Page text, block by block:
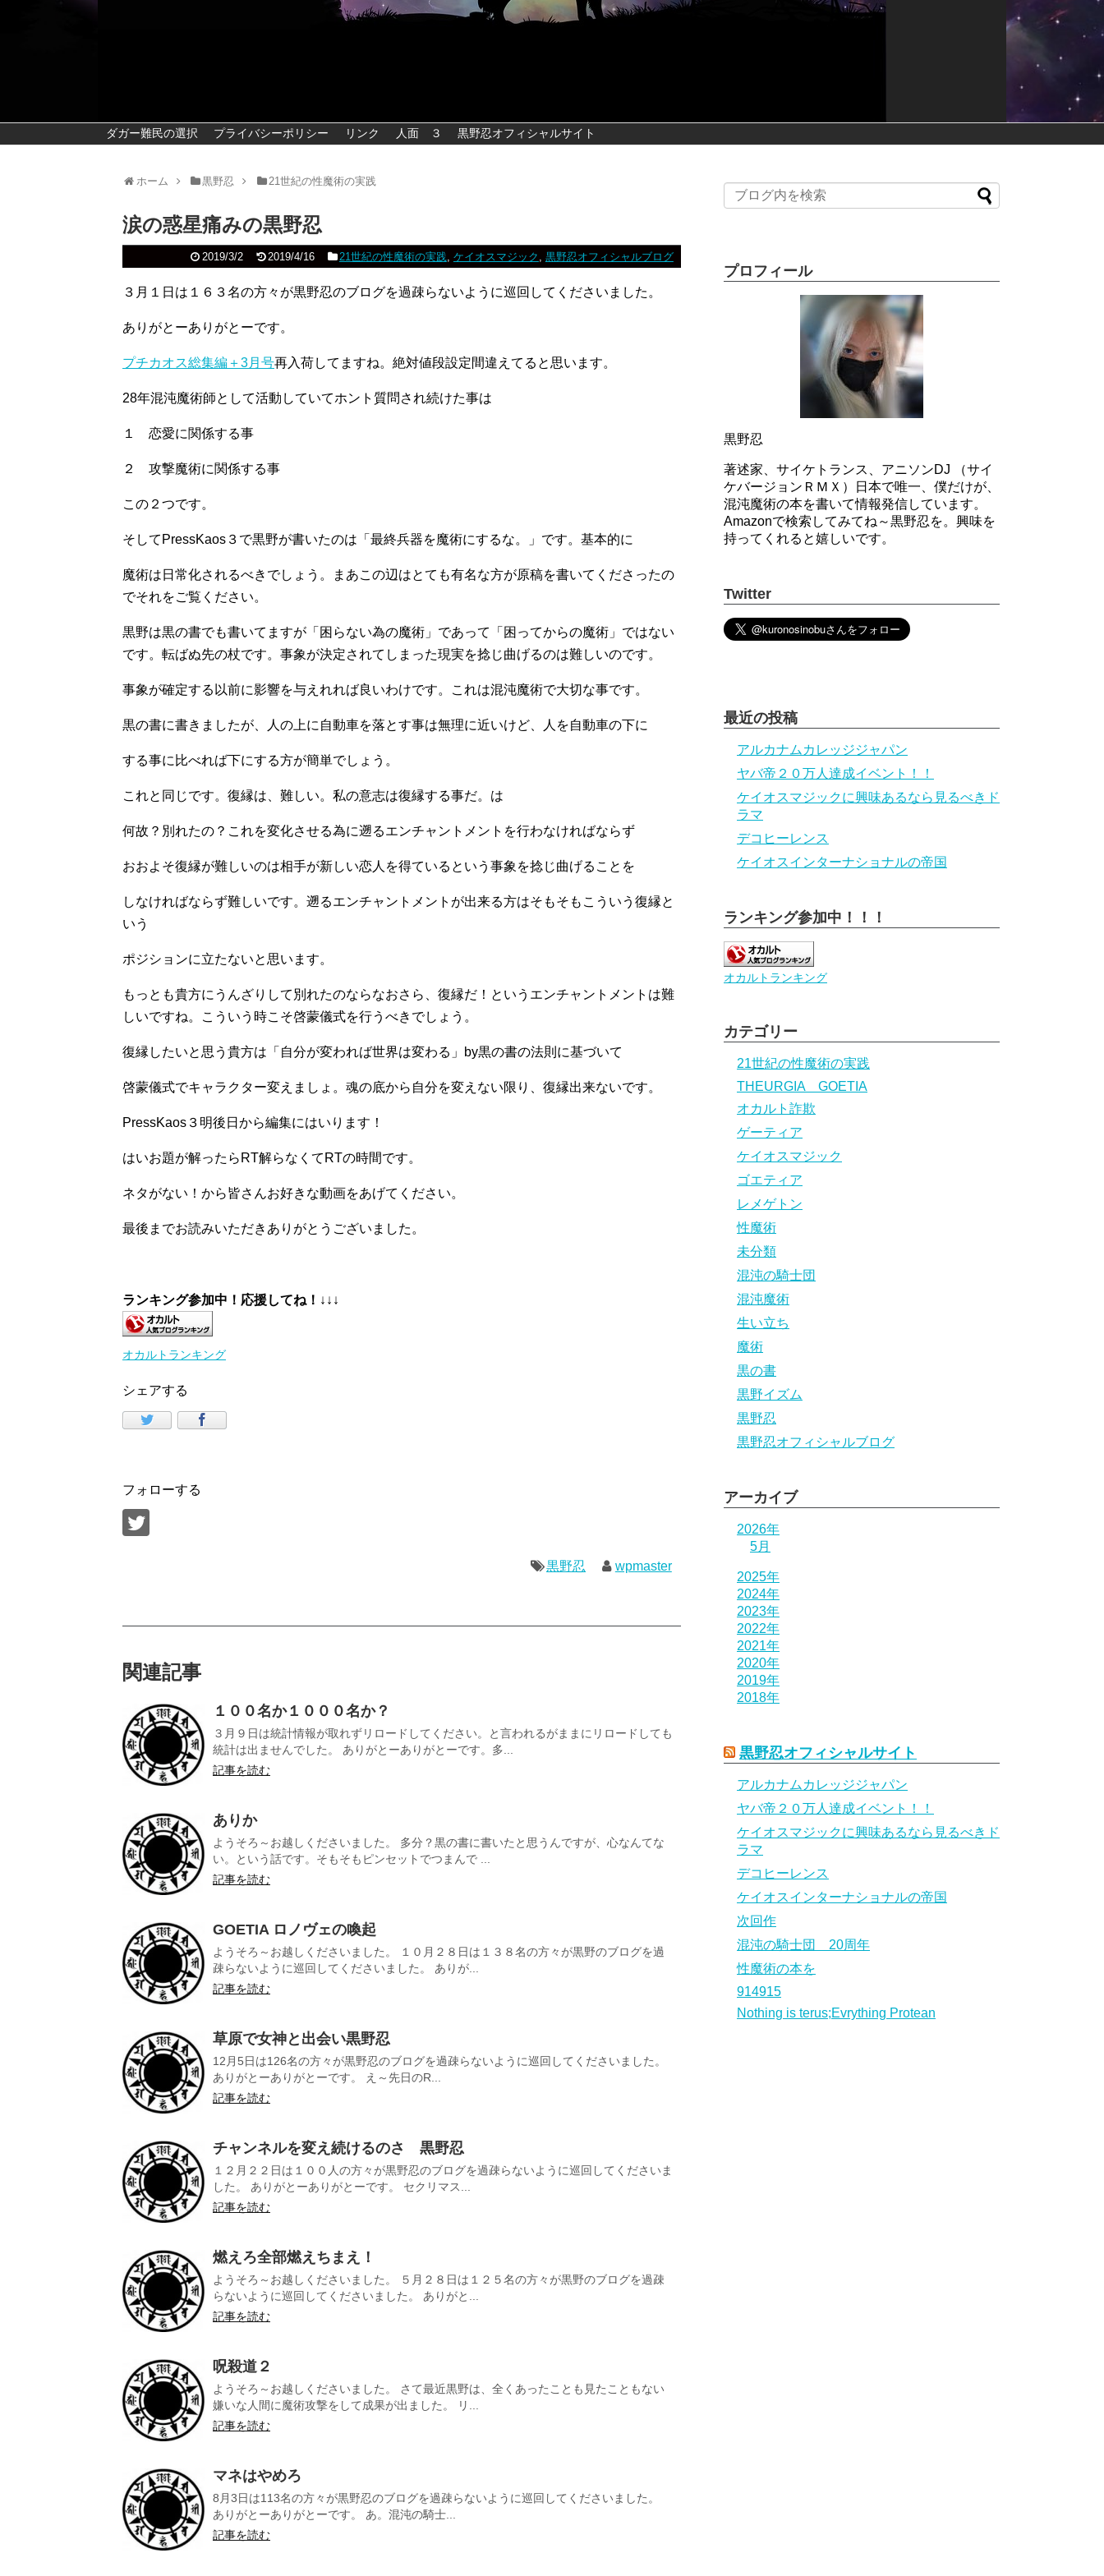
ダガー難民の選択 プライバシーポリシー リンク 人面 ３ 黒野忍オフィシャルサイト
ホーム 黒野忍 21世紀の性魔術の実践
涙の惑星痛みの黒野忍
2019/3/2 2019/4/16 21世紀の性魔術の実践, ケイオスマジック , 黒野忍オフィシャルブログ
３月１日は１６３名の方々が黒野忍のブログを過疎らないように巡回してくださいました。
ありがとーありがとーです。
プチカオス総集編＋3月号再入荷してますね。絶対値段設定間違えてると思います。
28年混沌魔術師として活動していてホント質問され続けた事は
１ 恋愛に関係する事
２ 攻撃魔術に関係する事
この２つです。
そしてPressKaos３で黒野が書いたのは「最終兵器を魔術にするな。」です。基本的に
魔術は日常化されるべきでしょう。まあこの辺はとても有名な方が原稿を書いてくださったの
でそれをご覧ください。
黒野は黒の書でも書いてますが「困らない為の魔術」であって「困ってからの魔術」ではない
です。転ばぬ先の杖です。事象が決定されてしまった現実を捻じ曲げるのは難しいのです。
事象が確定する以前に影響を与えれれば良いわけです。これは混沌魔術で大切な事です。
黒の書に書きましたが、人の上に自動車を落とす事は無理に近いけど、人を自動車の下に
する事に比べれば下にする方が簡単でしょう。
これと同じです。復縁は、難しい。私の意志は復縁する事だ。は
何故？別れたの？これを変化させる為に遡るエンチャントメントを行わなければならず
おおよそ復縁が難しいのは相手が新しい恋人を得ているという事象を捻じ曲げることを
しなければならず難しいです。遡るエンチャントメントが出来る方はそもそもこういう復縁と
いう
ポジションに立たないと思います。
もっとも貴方にうんざりして別れたのならなおさら、復縁だ！というエンチャントメントは難
しいですね。こういう時こそ啓蒙儀式を行うべきでしょう。
復縁したいと思う貴方は「自分が変われば世界は変わる」by黒の書の法則に基づいて
啓蒙儀式でキャラクター変えましょ。魂の底から自分を変えない限り、復縁出来ないです。
PressKaos３明後日から編集にはいります！
はいお題が解ったらRT解らなくてRTの時間です。
ネタがない！から皆さんお好きな動画をあげてください。
最後までお読みいただきありがとうございました。
ランキング参加中！応援してね！ ↓↓↓
オカルトランキング
シェアする
フォローする
黒野忍 wpmaster
関連記事
１００名か１０００名か？
３月９日は統計情報が取れずリロードしてください。と言われるがままにリロードしても
統計は出ませんでした。 ありがとーありがとーです。多...
記事を読む
ありか
ようそろ～お越しくださいました。 多分？黒の書に書いたと思うんですが、心なんてな
い。という話です。そもそもピンセットでつまんで ...
記事を読む
GOETIA ロノヴェの喚起
ようそろ～お越しくださいました。 １０月２８日は１３８名の方々が黒野のブログを過
疎らないように巡回してくださいました。 ありが...
記事を読む
草原で女神と出会い黒野忍
12月5日は126名の方々が黒野忍のブログを過疎らないように巡回してくださいました。
ありがとーありがとーです。 え～先日のR...
記事を読む
チャンネルを変え続けるのさ 黒野忍
１２月２２日は１００人の方々が黒野忍のブログを過疎らないように巡回してくださいま
した。 ありがとーありがとーです。 セクリマス...
記事を読む
燃えろ全部燃えちまえ！
ようそろ～お越しくださいました。 ５月２８日は１２５名の方々が黒野のブログを過疎
らないように巡回してくださいました。 ありがと...
記事を読む
呪殺道２
ようそろ～お越しくださいました。 さて最近黒野は、全くあったことも見たこともない
嫌いな人間に魔術攻撃をして成果が出ました。 リ...
記事を読む
マネはやめろ
8月3日は113名の方々が黒野忍のブログを過疎らないように巡回してくださいました。
ありがとーありがとーです。 あ。混沌の騎士...
記事を読む
プロフィール
黒野忍
著述家、サイケトランス、アニソンDJ （サイ
ケバージョンＲＭＸ）日本で唯一、僕だけが、
混沌魔術の本を書いて情報発信しています。
Amazonで検索してみてね～黒野忍を。興味を
持ってくれると嬉しいです。
Twitter
最近の投稿
アルカナムカレッジジャパン
ヤバ帝２０万人達成イベント！！
ケイオスマジックに興味あるなら見るべきド
ラマ
デコヒーレンス
ケイオスインターナショナルの帝国
ランキング参加中！！！
オカルトランキング
カテゴリー
21世紀の性魔術の実践
THEURGIA GOETIA
オカルト詐欺
ゲーティア
ケイオスマジック
ゴエティア
レメゲトン
性魔術
未分類
混沌の騎士団
混沌魔術
生い立ち
魔術
黒の書
黒野イズム
黒野忍
黒野忍オフィシャルブログ
アーカイブ
2026年
5月
2025年
2024年
2023年
2022年
2021年
2020年
2019年
2018年
黒野忍オフィシャルサイト
アルカナムカレッジジャパン
ヤバ帝２０万人達成イベント！！
ケイオスマジックに興味あるなら見るべきド
ラマ
デコヒーレンス
ケイオスインターナショナルの帝国
次回作
混沌の騎士団 20周年
性魔術の本を
914915
Nothing is terus;Evrything Protean